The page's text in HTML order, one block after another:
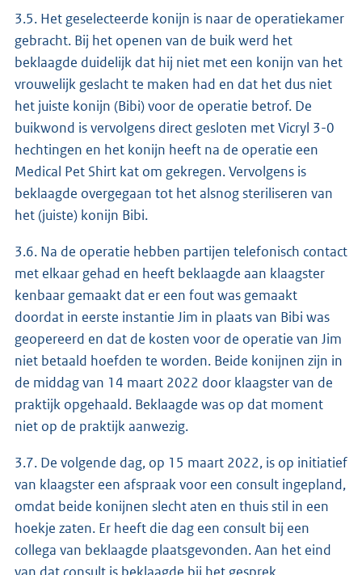
3.5. Het geselecteerde konijn is naar de operatiekamer
gebracht. Bij het openen van de buik werd het
beklaagde duidelijk dat hij niet met een konijn van het
vrouwelijk geslacht te maken had en dat het dus niet
het juiste konijn (Bibi) voor de operatie betrof. De
buikwond is vervolgens direct gesloten met Vicryl 3-0
hechtingen en het konijn heeft na de operatie een
Medical Pet Shirt kat om gekregen. Vervolgens is
beklaagde overgegaan tot het alsnog steriliseren van
het (juiste) konijn Bibi.
3.6. Na de operatie hebben partijen telefonisch contact
met elkaar gehad en heeft beklaagde aan klaagster
kenbaar gemaakt dat er een fout was gemaakt
doordat in eerste instantie Jim in plaats van Bibi was
geopereerd en dat de kosten voor de operatie van Jim
niet betaald hoefden te worden. Beide konijnen zijn in
de middag van 14 maart 2022 door klaagster van de
praktijk opgehaald. Beklaagde was op dat moment
niet op de praktijk aanwezig.
3.7. De volgende dag, op 15 maart 2022, is op initiatief
van klaagster een afspraak voor een consult ingepland,
omdat beide konijnen slecht aten en thuis stil in een
hoekje zaten. Er heeft die dag een consult bij een
collega van beklaagde plaatsgevonden. Aan het eind